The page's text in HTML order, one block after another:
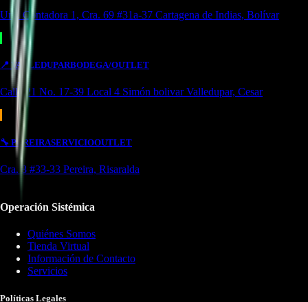
Urb. Contadora 1, Cra. 69 #31a-37 Cartagena de Indias, Bolívar
📍 VALLEDUPARBODEGA/OUTLET
Calle 21 No. 17-39 Local 4 Simón bolivar Valledupar, Cesar
🔧 PEREIRASERVICIOOUTLET
Cra. 8 #33-33 Pereira, Risaralda
Operación Sistémica
Quiénes Somos
Tienda Virtual
Información de Contacto
Servicios
Políticas Legales